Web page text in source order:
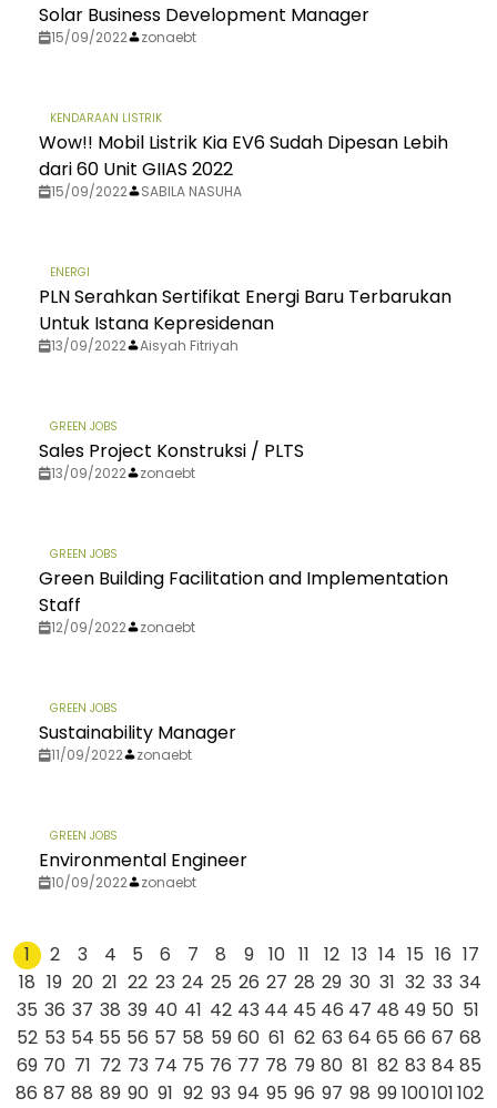
Solar Business Development Manager
15/09/2022 zonaebt
KENDARAAN LISTRIK
Wow!! Mobil Listrik Kia EV6 Sudah Dipesan Lebih
dari 60 Unit GIIAS 2022
15/09/2022 SABILA NASUHA
ENERGI
PLN Serahkan Sertifikat Energi Baru Terbarukan
Untuk Istana Kepresidenan
13/09/2022 Aisyah Fitriyah
GREEN JOBS
Sales Project Konstruksi / PLTS
13/09/2022 zonaebt
GREEN JOBS
Green Building Facilitation and Implementation
Staff
12/09/2022 zonaebt
GREEN JOBS
Sustainability Manager
11/09/2022 zonaebt
GREEN JOBS
Environmental Engineer
10/09/2022 zonaebt
1 2 3 4 5 6 7 8 9 10 11 12 13 14 15 16 17
18 19 20 21 22 23 24 25 26 27 28 29 30 31 32 33 34
35 36 37 38 39 40 41 42 43 44 45 46 47 48 49 50 51
52 53 54 55 56 57 58 59 60 61 62 63 64 65 66 67 68
69 70 71 72 73 74 75 76 77 78 79 80 81 82 83 84 85
86 87 88 89 90 91 92 93 94 95 96 97 98 99100101102